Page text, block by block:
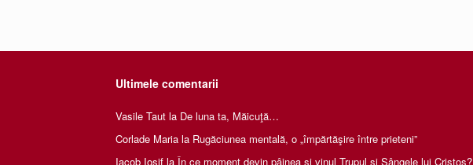
Ultimele comentarii
Vasile Taut la De luna ta, Măicuţă…
Corlade Maria la Rugăciunea mentală, o „împărtăşire între prieteni”
Iacob Iosif la În ce moment devin pâinea și vinul Trupul și Sângele lui Cristos?